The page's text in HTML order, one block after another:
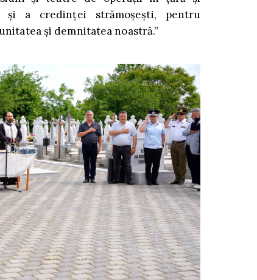
și a credinței strămoșești, pentru
și demnitatea noastră.”